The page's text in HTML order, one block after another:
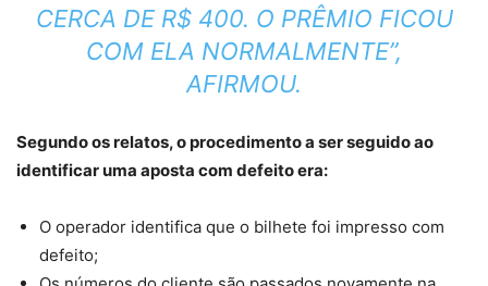
CERCA DE R$ 400. O PRÊMIO FICOU
COM ELA NORMALMENTE”,
AFIRMOU.
Segundo os relatos, o procedimento a ser seguido ao
identificar uma aposta com defeito era:
O operador identifica que o bilhete foi impresso com
defeito;